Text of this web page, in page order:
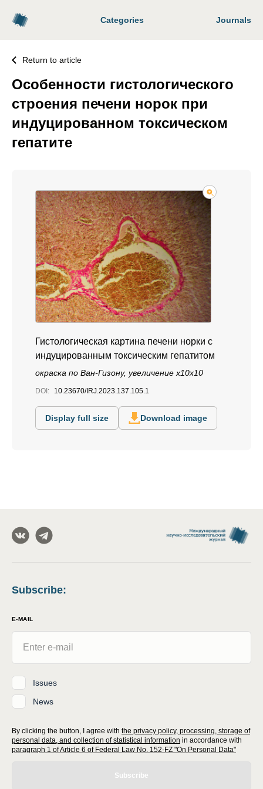
Categories Journals
Return to article
Особенности гистологического
строения печени норок при
индуцированном токсическом
гепатите
Гистологическая картина печени норки с
индуцированным токсическим гепатитом
окраска по Ван-Гизону, увеличение x10x10
DOI: 10.23670/IRJ.2023.137.105.1
Display full size Download image
Subscribe:
E-MAIL
Issues
News
By clicking the button, I agree with the privacy policy, processing, storage of
personal data, and collection of statistical information in accordance with
paragraph 1 of Article 6 of Federal Law No. 152-FZ "On Personal Data"
Subscribe